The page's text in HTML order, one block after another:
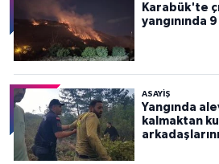
Karabük'te
yangınında
ASAYİŞ
Yangında
kalmaktan